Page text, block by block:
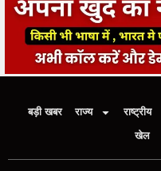
बड़ी खबर राज्य राष्ट्रीय
खेल